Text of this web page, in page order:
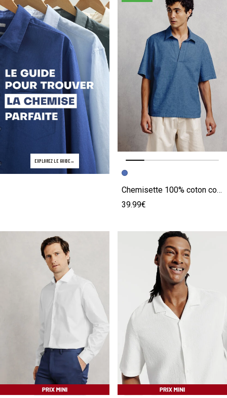
EXPLOREZ LE GUIDE
Image précédente
Image suivante
Chemisette 100% coton col vareuse effet denim
39.99€